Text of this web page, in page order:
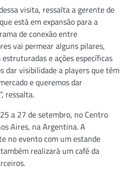
visita, ressalta a gerente de
está em expansão para a
de conexão entre
vai permear alguns pilares,
e ações específicas
dar visibilidade a players que têm
e queremos dar
ressalta.
a 27 de setembro, no Centro
Aires, na Argentina. A
no evento com um estande
realizará um café da